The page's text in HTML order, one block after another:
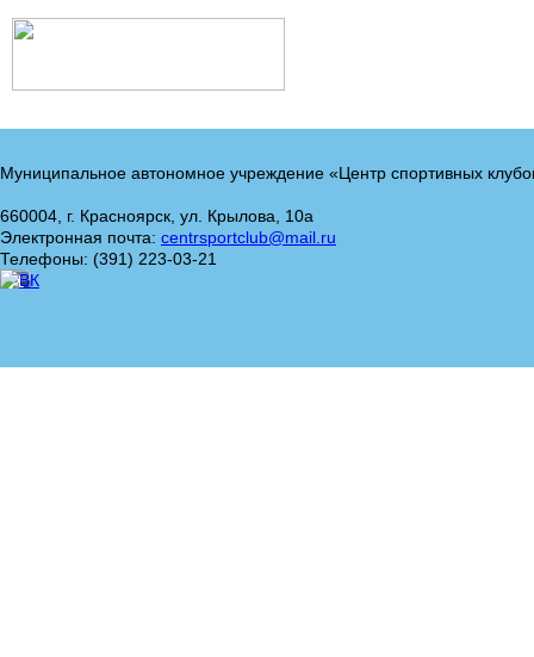
Муниципальное автономное учреждение «Центр спортивных
660004, г. Красноярск, ул. Крылова, 10а
Электронная почта: centrsportclub@mail.ru
Телефоны: (391) 223-03-21